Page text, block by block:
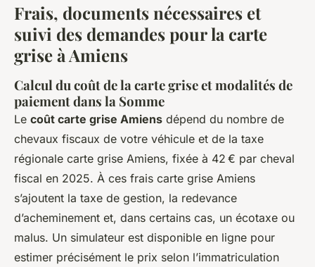
Frais, documents nécessaires et
suivi des demandes pour la carte
grise à Amiens
Calcul du coût de la carte grise et modalités de
paiement dans la Somme
Le coût carte grise Amiens dépend du nombre de
chevaux fiscaux de votre véhicule et de la taxe
régionale carte grise Amiens, fixée à 42 € par cheval
fiscal en 2025. À ces frais carte grise Amiens
s’ajoutent la taxe de gestion, la redevance
d’acheminement et, dans certains cas, un écotaxe ou
malus. Un simulateur est disponible en ligne pour
estimer précisément le prix selon l’immatriculation